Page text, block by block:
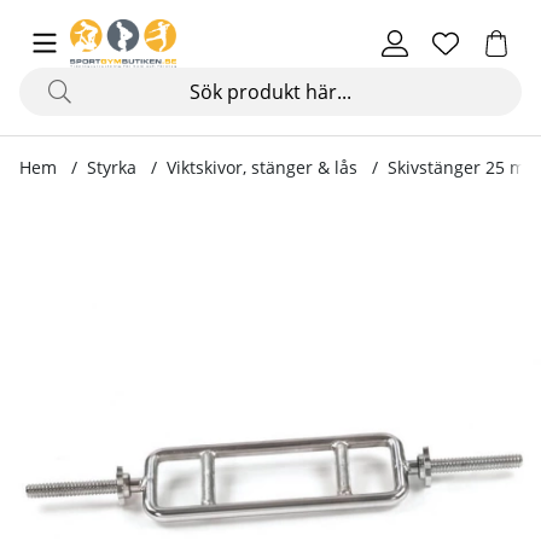
Hem Styrka Viktskivor, stänger & lås Skivstänger 25 mm